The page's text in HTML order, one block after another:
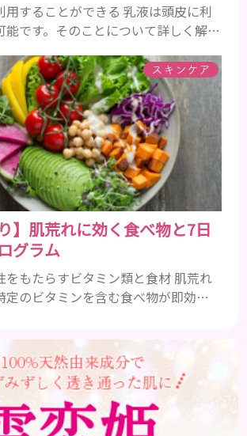
用することができる 乳液は頭皮に利
能です。そのことについて詳しく解説
液とは水分と油分がバランスよく配
品のことです。 化粧水はその成分
ですが、乳液には油分が含まれて
えます。 また、乳液との違いが曖
ローションがあり、ローションにも油
れて...
スキンケア
】肌荒れに効く食べ物と7日
グラム
をもたらすビタミン類と食材 肌荒れ
定のビタミンを含む食べ物が即効性
を内側から修復する栄養素です。
ー、人参、ほうれん草など レバー、
などに含まれるビタミンAは、肌の
を正常化し、肌荒れを素早く修復し
ーは吸収率の高いレチノールを含み、
き...